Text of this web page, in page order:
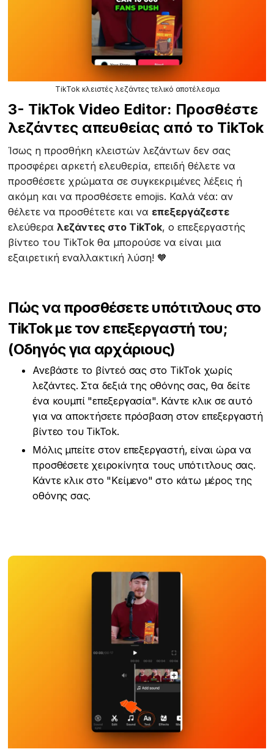
TikTok κλειστές λεζάντες τελικό αποτέλεσμα
3- TikTok Video Editor: Προσθέστε
λεζάντες απευθείας από το TikTok
Ίσως η προσθήκη κλειστών λεζάντων δεν σας
προσφέρει αρκετή ελευθερία, επειδή θέλετε να
προσθέσετε χρώματα σε συγκεκριμένες λέξεις ή
ακόμη και να προσθέσετε emojis. Καλά νέα: αν
θέλετε να προσθέτετε και να επεξεργάζεστε
ελεύθεραλεζάντες στο TikTok, ο επεξεργαστής
βίντεο του TikTok θα μπορούσε να είναι μια
εξαιρετική εναλλακτική λύση! 🧡
Πώς να προσθέσετε υπότιτλους στο
TikTok με τον επεξεργαστή του;
(Οδηγός για αρχάριους)
Ανεβάστε το βίντεό σας στο TikTok χωρίς
λεζάντες. Στα δεξιά της οθόνης σας, θα δείτε
ένα κουμπί "επεξεργασία". Κάντε κλικ σε αυτό
για να αποκτήσετε πρόσβαση στον επεξεργαστή
βίντεο του TikTok.
Μόλις μπείτε στον επεξεργαστή, είναι ώρα να
προσθέσετε χειροκίνητα τους υπότιτλους σας.
Κάντε κλικ στο "Κείμενο" στο κάτω μέρος της
οθόνης σας.